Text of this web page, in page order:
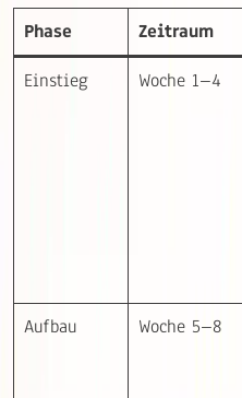
Phase Zeitraum
Einstieg
Woche 1–4
Aufbau
Woche 5–8